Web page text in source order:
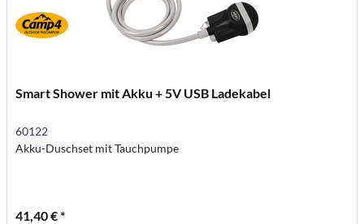
Smart Shower mit Akku + 5V USB Ladekabel
60122
Akku-Duschset mit Tauchpumpe
41,40 € *